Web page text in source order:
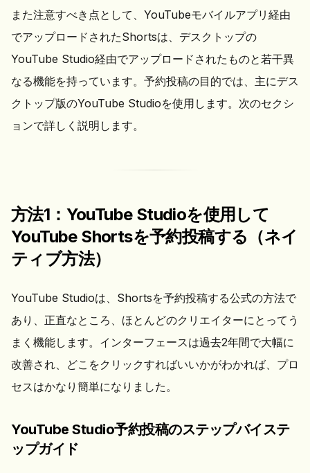
また注意すべき点として、YouTubeモバイルアプリ経由
でアップロードされたShortsは、デスクトップの
YouTube Studio経由でアップロードされたものと若干異
なる機能を持っています。予約投稿の目的では、主にデス
クトップ版のYouTube Studioを使用します。次のセクシ
ョンで詳しく説明します。
方法1：YouTube Studioを使用して
YouTube Shortsを予約投稿する（ネイ
ティブ方法）
YouTube Studioは、Shortsを予約投稿する公式の方法で
あり、正直なところ、ほとんどのクリエイターにとってう
まく機能します。インターフェースは過去2年間で大幅に
改善され、どこをクリックすればいいかがわかれば、プロ
セスはかなり簡単になりました。
YouTube Studio予約投稿のステップバイステ
ップガイド